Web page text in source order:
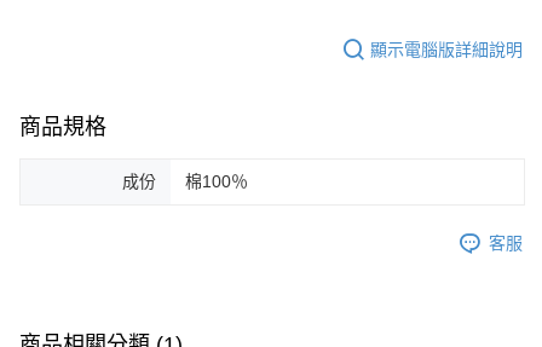
顯示電腦版詳細說明
商品規格
成份 棉100％
客服